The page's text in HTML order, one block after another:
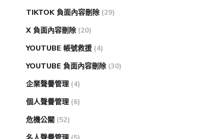
TIKTOK 負面內容刪除 (29)
X 負面內容刪除 (20)
YOUTUBE 帳號救援 (4)
YOUTUBE 負面內容刪除 (30)
企業聲譽管理 (4)
個人聲譽管理 (6)
危機公關 (52)